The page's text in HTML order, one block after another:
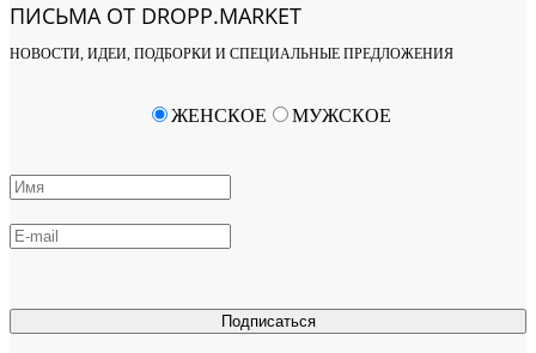
ПИСЬМА ОТ DROPP.MARKET
НОВОСТИ, ИДЕИ, ПОДБОРКИ И СПЕЦИАЛЬНЫЕ ПРЕДЛОЖЕНИЯ
Подписаться
ЖЕНСКОЕ МУЖСКОЕ